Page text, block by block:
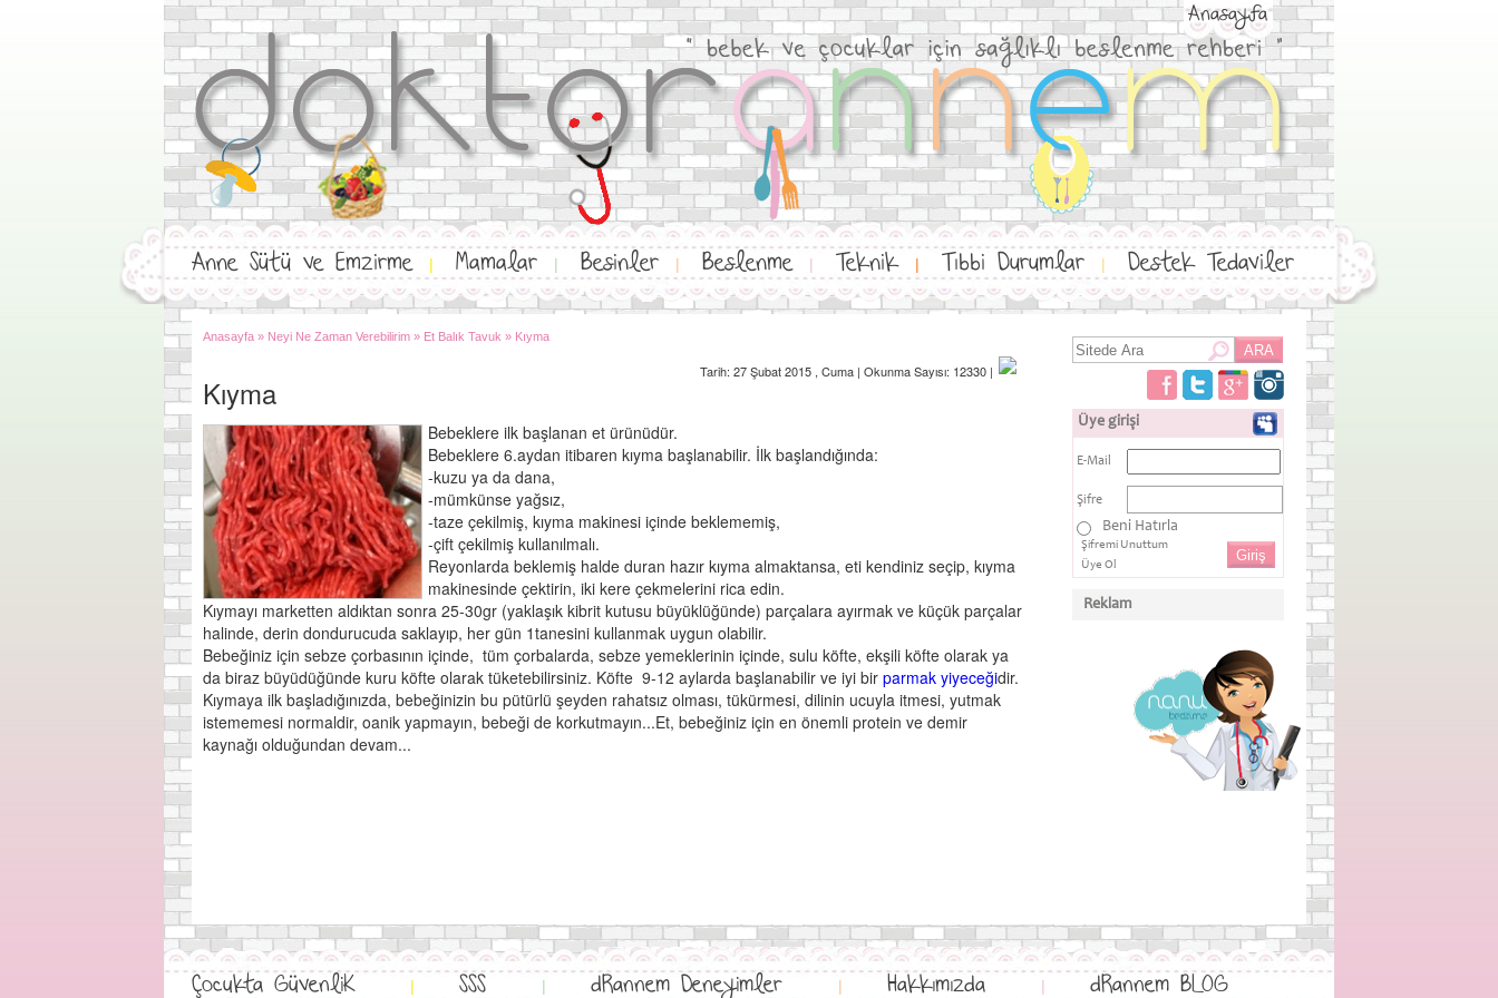
Anasayfa
Anne Sütü ve Emzirme | Mamalar | Besinler | Beslenme | Teknik | Tıbbi Durumlar | Destek Tedaviler
Anasayfa » Neyi Ne Zaman Verebilirim » Et Balık Tavuk » Kıyma
Tarih: 27 Şubat 2015 , Cuma | Okunma Sayısı: 12330 |
Kıyma
Bebeklere ilk başlanan et ürünüdür.
Bebeklere 6.aydan itibaren kıyma başlanabilir. İlk başlandığında:
-kuzu ya da dana,
-mümkünse yağsız,
-taze çekilmiş, kıyma makinesi içinde beklememiş,
-çift çekilmiş kullanılmalı.
Reyonlarda beklemiş halde duran hazır kıyma almaktansa, eti kendiniz seçip, kıyma
makinesinde çektirin, iki kere çekmelerini rica edin.
Kıymayı marketten aldıktan sonra 25-30gr (yaklaşık kibrit kutusu büyüklüğünde) parçalara ayırmak ve küçük parçalar
halinde, derin dondurucuda saklayıp, her gün 1tanesini kullanmak uygun olabilir.
Bebeğiniz için sebze çorbasının içinde, tüm çorbalarda, sebze yemeklerinin içinde, sulu köfte, ekşili köfte olarak ya
da biraz büyüdüğünde kuru köfte olarak tüketebilirsiniz. Köfte 9-12 aylarda başlanabilir ve iyi bir parmak yiyeceğidir.
Kıymaya ilk başladığınızda, bebeğinizin bu pütürlü şeyden rahatsız olması, tükürmesi, dilinin ucuyla itmesi, yutmak
istememesi normaldir, oanik yapmayın, bebeği de korkutmayın...Et, bebeğiniz için en önemli protein ve demir
kaynağı olduğundan devam...
Üye girişi
E-Mail
Şifre
Beni Hatırla
Şifremi Unuttum
Üye Ol
Reklam
Çocukta GüvenliK | SSS | dRannem Deneyimler | Hakkımızda | dRannem BLOG